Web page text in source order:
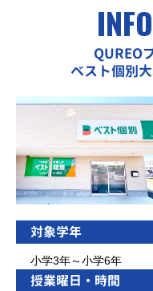
QUREO
ベスト個別
対象学年
小学3年～小学6年
授業曜日・時間